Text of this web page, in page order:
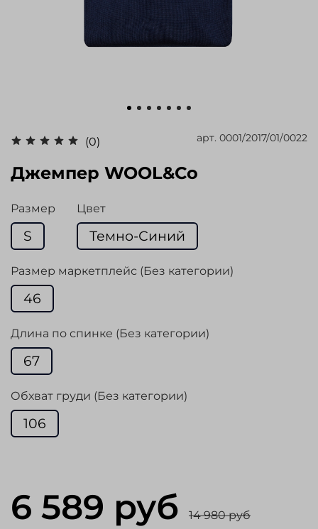
(0) арт. 0001/2017/01/0022
Джемпер WOOL&Co
Размер
S
Цвет
Темно-Синий
Размер маркетплейс (Без категории)
46
Длина по спинке (Без категории)
67
Обхват груди (Без категории)
106
6 589 руб 14 980 руб